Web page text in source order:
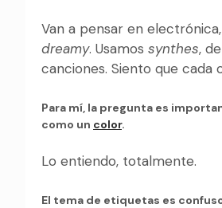
Van a pensar en
dreamy. Usamos synthes,
canciones. Siento que cada
Para mí, la pregunta es
como un color.
Lo entiendo, totalmente.
El tema de etiquetas es